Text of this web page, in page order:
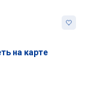
на карте